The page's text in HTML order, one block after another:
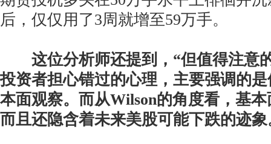
后，仅仅用了3周就增至59万手。
这位分析师还提到，“但值得注意
投资者担心错过的心理，主要强调的
本面观察。而从Wilson的角度看，基
而且还隐含着未来美股可能下跌的迹象